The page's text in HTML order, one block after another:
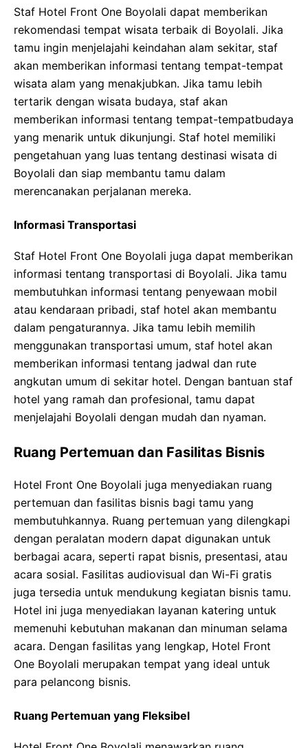
Staf Hotel Front One Boyolali dapat memberikan
rekomendasi tempat wisata terbaik di Boyolali. Jika
tamu ingin menjelajahi keindahan alam sekitar, staf
akan memberikan informasi tentang tempat-tempat
wisata alam yang menakjubkan. Jika tamu lebih
tertarik dengan wisata budaya, staf akan
memberikan informasi tentang tempat-tempatbudaya
yang menarik untuk dikunjungi. Staf hotel memiliki
pengetahuan yang luas tentang destinasi wisata di
Boyolali dan siap membantu tamu dalam
merencanakan perjalanan mereka.
Informasi Transportasi
Staf Hotel Front One Boyolali juga dapat memberikan
informasi tentang transportasi di Boyolali. Jika tamu
membutuhkan informasi tentang penyewaan mobil
atau kendaraan pribadi, staf hotel akan membantu
dalam pengaturannya. Jika tamu lebih memilih
menggunakan transportasi umum, staf hotel akan
memberikan informasi tentang jadwal dan rute
angkutan umum di sekitar hotel. Dengan bantuan staf
hotel yang ramah dan profesional, tamu dapat
menjelajahi Boyolali dengan mudah dan nyaman.
Ruang Pertemuan dan Fasilitas Bisnis
Hotel Front One Boyolali juga menyediakan ruang
pertemuan dan fasilitas bisnis bagi tamu yang
membutuhkannya. Ruang pertemuan yang dilengkapi
dengan peralatan modern dapat digunakan untuk
berbagai acara, seperti rapat bisnis, presentasi, atau
acara sosial. Fasilitas audiovisual dan Wi-Fi gratis
juga tersedia untuk mendukung kegiatan bisnis tamu.
Hotel ini juga menyediakan layanan katering untuk
memenuhi kebutuhan makanan dan minuman selama
acara. Dengan fasilitas yang lengkap, Hotel Front
One Boyolali merupakan tempat yang ideal untuk
para pelancong bisnis.
Ruang Pertemuan yang Fleksibel